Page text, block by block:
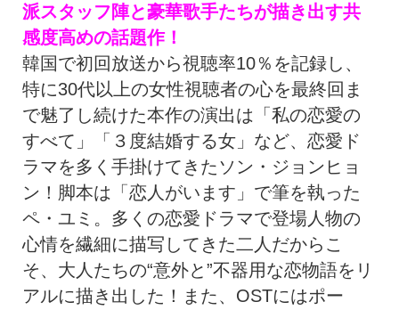
派スタッフ陣と豪華歌手たちが描き出す共
感度高めの話題作！
韓国で初回放送から視聴率10％を記録し、
特に30代以上の女性視聴者の心を最終回ま
で魅了し続けた本作の演出は「私の恋愛の
すべて」「３度結婚する女」など、恋愛ド
ラマを多く手掛けてきたソン・ジョンヒョ
ン！脚本は「恋人がいます」で筆を執った
ペ・ユミ。多くの恋愛ドラマで登場人物の
心情を繊細に描写してきた二人だからこ
そ、大人たちの“意外と”不器用な恋物語をリ
アルに描き出した！また、OSTにはポー